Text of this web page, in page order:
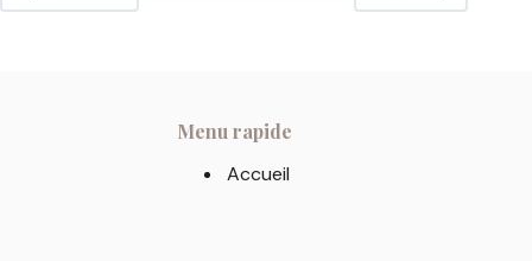
Menu rapide
Accueil